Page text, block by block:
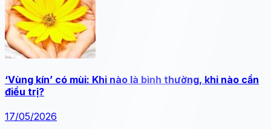
‘Vùng kín’ có mùi: Khi nào là bình thường, khi nào cần
điều trị?
17/05/2026